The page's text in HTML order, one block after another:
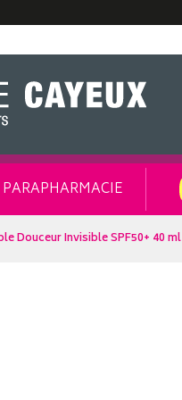
PARAPHARMACIE
Douceur Invisible SPF50+ 40 ml